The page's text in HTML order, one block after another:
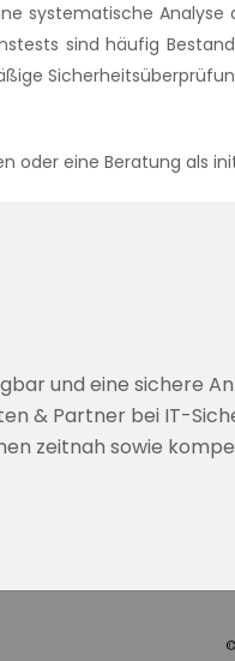
systematische
sind häufig
oder eine Beratung als
und eine sichere
& Partner bei IT-
zeitnah sowie